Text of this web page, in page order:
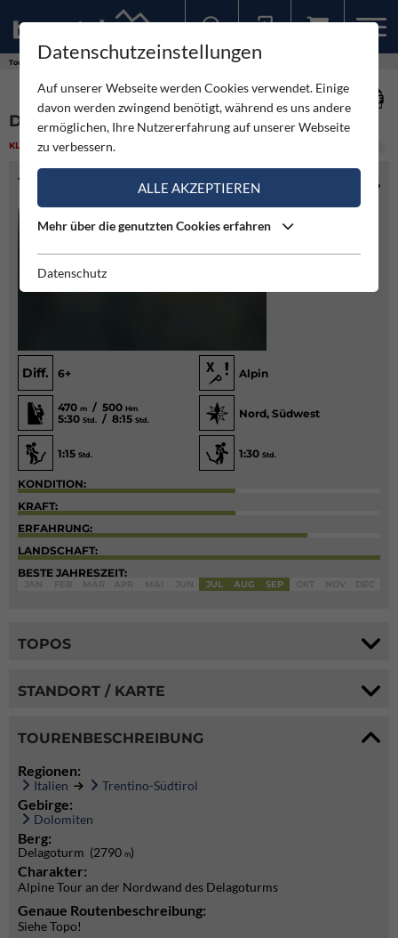
Touren
DOS CERVEZAS - DELAGOTURM
KLETTERN MITTEL
TOURENINFO
Diff. 6+ Alpin
470 m / 500 Hm
5:30 Std. / 8:15 Std.
Nord, Südwest
1:15 Std. 1:30 Std.
KONDITION:
KRAFT:
ERFAHRUNG:
LANDSCHAFT:
BESTE JAHRESZEIT:
JUL AUG SEP
TOPOS
STANDORT / KARTE
TOURENBESCHREIBUNG
Regionen:
Italien Trentino-Südtirol
Gebirge:
Dolomiten
Berg:
Delagoturm (2790 m)
Charakter:
Alpine Tour an der Nordwand des Delagoturms
Genaue Routenbeschreibung:
Siehe Topo!
Datenschutzeinstellungen
Auf unserer Webseite werden Cookies verwendet. Einige
davon werden zwingend benötigt, während es uns andere
ermöglichen, Ihre Nutzererfahrung auf unserer Webseite
zu verbessern.
ALLE AKZEPTIEREN
Mehr über die genutzten Cookies erfahren
Datenschutz